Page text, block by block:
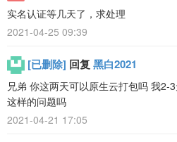
实名认证等几天了，求处理
2021-04-25 09:39
[已删除] 回复 黑白2021
兄弟 你这两天可以原生云打包吗 我2-
这样的问题吗
2021-04-21 17:05